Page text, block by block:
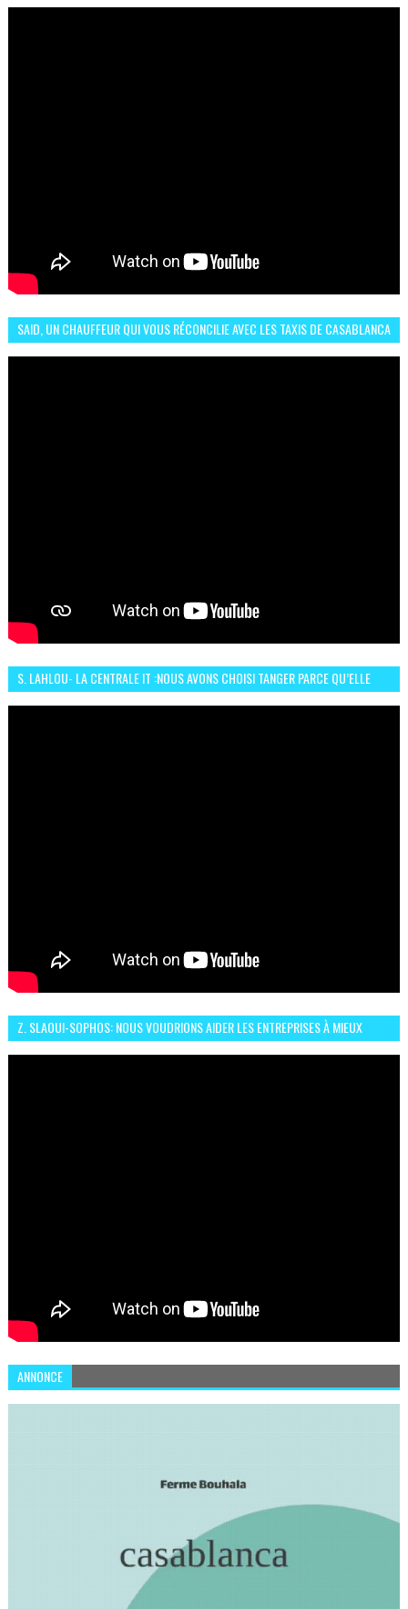
SAID, UN CHAUFFEUR QUI VOUS RÉCONCILIE AVEC LES TAXIS DE CASABLANCA
S. LAHLOU- LA CENTRALE IT :NOUS AVONS CHOISI TANGER PARCE QU’ELLE
Z. SLAOUI-SOPHOS: NOUS VOUDRIONS AIDER LES ENTREPRISES À MIEUX
ANNONCE